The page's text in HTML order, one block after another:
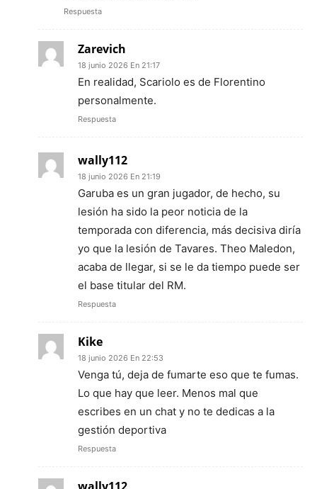
Respuesta
Zarevich
18 junio 2026 En 21:17
En realidad, Scariolo es de Florentino
personalmente.
Respuesta
wally112
18 junio 2026 En 21:19
Garuba es un gran jugador, de hecho, su
lesión ha sido la peor noticia de la
temporada con diferencia, más decisiva diría
yo que la lesión de Tavares. Theo Maledon,
acaba de llegar, si se le da tiempo puede ser
el base titular del RM.
Respuesta
Kike
18 junio 2026 En 22:53
Venga tú, deja de fumarte eso que te fumas.
Lo que hay que leer. Menos mal que
escribes en un chat y no te dedicas a la
gestión deportiva
Respuesta